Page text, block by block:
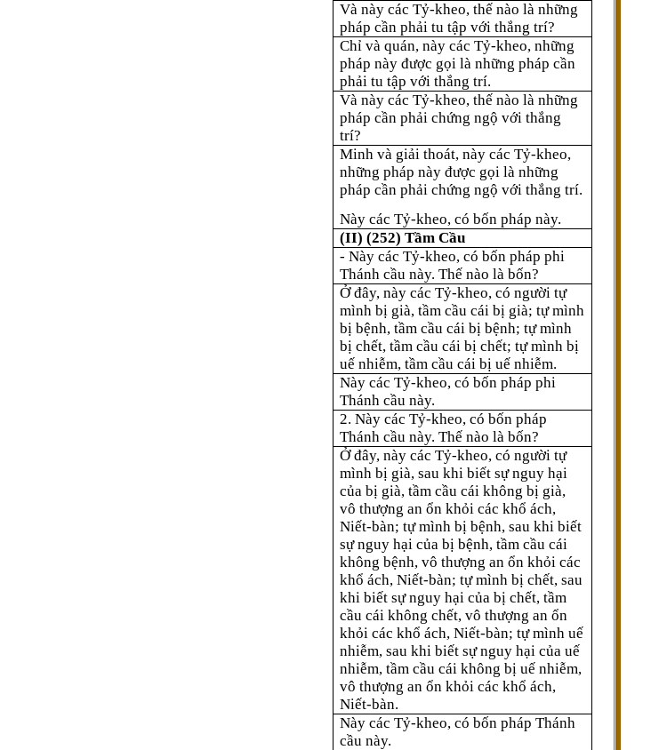
Và này các Tỷ-kheo, thế nào là những
pháp cần phải tu tập với thắng trí?
Chỉ và quán, này các Tỷ-kheo, những
pháp này được gọi là những pháp cần
phải tu tập với thắng trí.
Và này các Tỷ-kheo, thế nào là những
pháp cần phải chứng ngộ với thắng
trí?
Minh và giải thoát, này các Tỷ-kheo,
những pháp này được gọi là những
pháp cần phải chứng ngộ với thắng trí.
Này các Tỷ-kheo, có bốn pháp này.
(II) (252) Tầm Cầu
- Này các Tỷ-kheo, có bốn pháp phi
Thánh cầu này. Thế nào là bốn?
Ở đây, này các Tỷ-kheo, có người tự
mình bị già, tầm cầu cái bị già; tự mình
bị bệnh, tầm cầu cái bị bệnh; tự mình
bị chết, tầm cầu cái bị chết; tự mình bị
uế nhiễm, tầm cầu cái bị uế nhiễm.
Này các Tỷ-kheo, có bốn pháp phi
Thánh cầu này.
2. Này các Tỷ-kheo, có bốn pháp
Thánh cầu này. Thế nào là bốn?
Ở đây, này các Tỷ-kheo, có người tự
mình bị già, sau khi biết sự nguy hại
của bị già, tầm cầu cái không bị già,
vô thượng an ổn khỏi các khổ ách,
Niết-bàn; tự mình bị bệnh, sau khi biết
sự nguy hại của bị bệnh, tầm cầu cái
không bệnh, vô thượng an ổn khỏi các
khổ ách, Niết-bàn; tự mình bị chết, sau
khi biết sự nguy hại của bị chết, tầm
cầu cái không chết, vô thượng an ổn
khỏi các khổ ách, Niết-bàn; tự mình uế
nhiễm, sau khi biết sự nguy hại của uế
nhiễm, tầm cầu cái không bị uế nhiễm,
vô thượng an ổn khỏi các khổ ách,
Niết-bàn.
Này các Tỷ-kheo, có bốn pháp Thánh
cầu này.